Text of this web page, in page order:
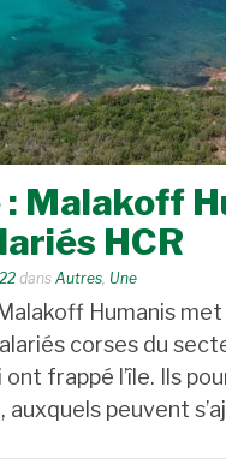
: Malakoff
HCR
dans Autres, Une
Humanis
corses du
frappé l’île. Ils
auxquels peuvent